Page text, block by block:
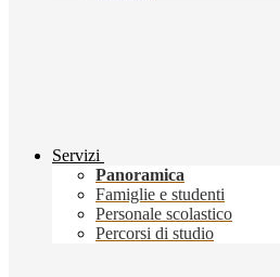
Servizi
Panoramica
Famiglie e studenti
Personale scolastico
Percorsi di studio